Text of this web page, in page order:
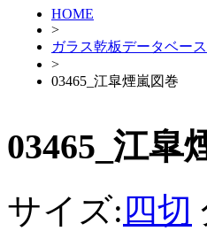
HOME
>
ガラス乾板データベース
>
03465_江皐煙嵐図巻
03465_江皐
サイズ: 四切